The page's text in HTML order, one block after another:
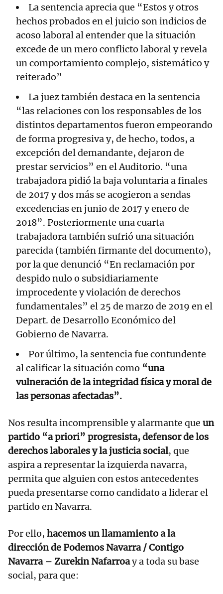
La sentencia aprecia que “Estos y otros
hechos probados en el juicio son indicios de
acoso laboral al entender que la situación
excede de un mero conflicto laboral y revela
un comportamiento complejo, sistemático y
reiterado”
La juez también destaca en la sentencia
“las relaciones con los responsables de los
distintos departamentos fueron empeorando
de forma progresiva y, de hecho, todos, a
excepción del demandante, dejaron de
prestar servicios” en el Auditorio. “una
trabajadora pidió la baja voluntaria a finales
de 2017 y dos más se acogieron a sendas
excedencias en junio de 2017 y enero de
2018”. Posteriormente una cuarta
trabajadora también sufrió una situación
parecida (también firmante del documento),
por la que denunció “En reclamación por
despido nulo o subsidiariamente
improcedente y violación de derechos
fundamentales” el 25 de marzo de 2019 en el
Depart. de Desarrollo Económico del
Gobierno de Navarra.
Por último, la sentencia fue contundente
al calificar la situación como “una
vulneración de la integridad física y moral de
las personas afectadas”.
Nos resulta incomprensible y alarmante que un
partido “a priori” progresista, defensor de los
derechos laborales y la justicia social, que
aspira a representar la izquierda navarra,
permita que alguien con estos antecedentes
pueda presentarse como candidato a liderar el
partido en Navarra.
Por ello, hacemos un llamamiento a la
dirección de Podemos Navarra / Contigo
Navarra – Zurekin Nafarroay a toda su base
social, para que: